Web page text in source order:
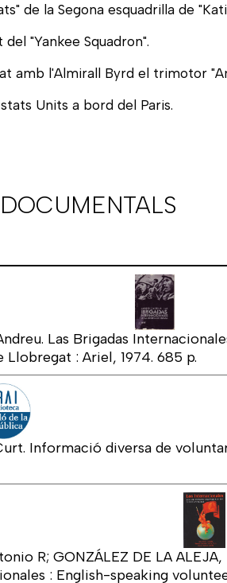
de la Segona esquadrilla de
"Yankee Squadron".
amb l'Almirall Byrd el trimotor
Units a bord del Paris.
Las Brigadas
Llobregat : Ariel, 1974. 685 p.
Informació diversa de
R; GONZÁLEZ DE LA ALEJA,
: English-speaking